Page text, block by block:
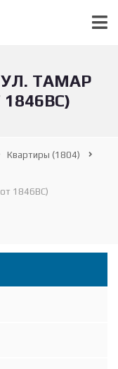
ТАМАР
Квартиры (1804)
1846ВС)